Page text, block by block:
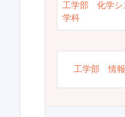
工学部 化学シ
学科
工学部 情